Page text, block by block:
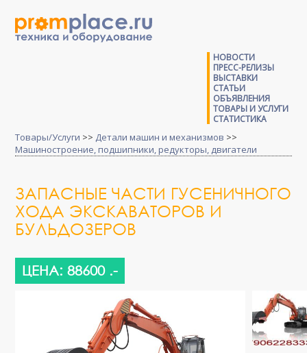
НОВОСТИ
ПРЕСС-РЕЛИЗЫ
ВЫСТАВКИ
СТАТЬИ
ОБЪЯВЛЕНИЯ
ТОВАРЫ И УСЛУГИ
СТАТИСТИКА
Товары/Услуги >> Детали машин и механизмов >>
Машиностроение, подшипники, редукторы, двигатели
ЗАПАСНЫЕ ЧАСТИ ГУСЕНИЧНОГО
ХОДА ЭКСКАВАТОРОВ И
БУЛЬДОЗЕРОВ
ЦЕНА: 88600 .-